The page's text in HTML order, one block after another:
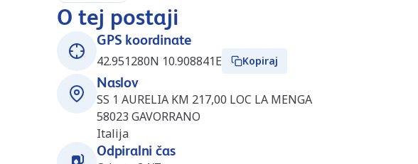
O tej postaji
GPS koordinate
42.951280N 10.908841E
Kopiraj
Naslov
SS 1 AURELIA KM 217,00 LOC LA MENGA
58023 GAVORRANO
Italija
Odpiralni čas